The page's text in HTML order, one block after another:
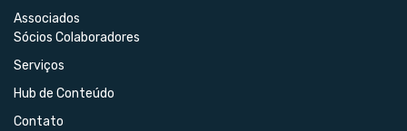
Associados
Sócios Colaboradores
Serviços
Hub de Conteúdo
Contato